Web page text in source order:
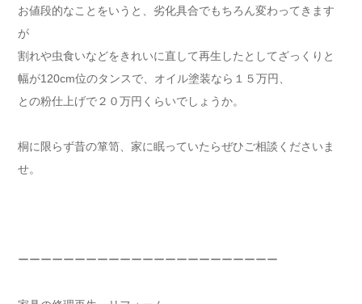
お値段的なことをいうと、劣化具合でもちろん変わってきます
が
割れや虫食いなどをきれいに直して再生したとしてざっくりと
幅が120cm位のタンスで、オイル塗装なら１５万円、
との粉仕上げで２０万円くらいでしょうか。
桐に限らず昔の箪笥、家に眠っていたらぜひご相談くださいま
せ。
ーーーーーーーーーーーーーーーーーーーーーーー